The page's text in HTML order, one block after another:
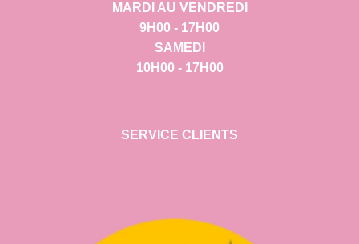
MARDI AU VENDREDI
9H00 - 17H00
SAMEDI
10H00 - 17H00
SERVICE CLIENTS